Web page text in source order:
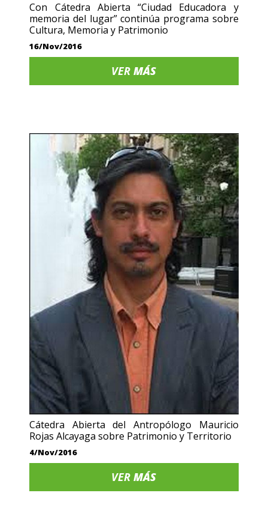
Con Cátedra Abierta “Ciudad Educadora y
memoria del lugar” continúa programa sobre
Cultura, Memoria y Patrimonio
16/Nov/2016
VERMÁS
Cátedra Abierta del Antropólogo Mauricio
Rojas Alcayaga sobre Patrimonio y Territorio
4/Nov/2016
VERMÁS